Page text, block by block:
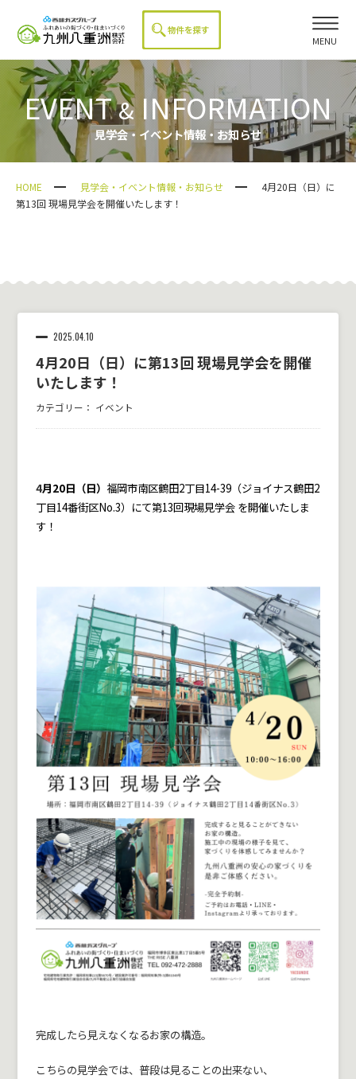
MENU
EVENT&INFORMATION
見学会・イベント情報・お知らせ
HOME 見学会・イベント情報・お知らせ
4月20日（日）に
第13回 現場見学会を開催いたします！
2025.04.10
4月20日（日）に第13回 現場見学会を開催
いたします！
カテゴリー： イベント
4月20日（日） 福岡市南区鶴田2丁目14-39（ジョイナス鶴田2
丁目14番街区No.3）にて第13回現場見学会 を開催いたしま
す！
完成したら見えなくなるお家の構造。
こちらの見学会では、普段は見ることの出来ない、